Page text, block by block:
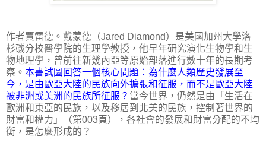
作者賈雷德。戴蒙德（Jared Diamond）是美國加州大學洛
杉磯分校醫學院的生理學教授，他早年研究演化生物學和生
物地理學，曾前往新幾內亞等原始部落進行數十年的長期考
察。 本書試圖回答一個核心問題：為什麼人類歷史發展至
今，是由歐亞大陸的民族向外擴張和征服，而不是歐亞大陸
被非洲或美洲的民族所征服？ 當今世界，仍然是由「生活在
歐洲和東亞的民族，以及移居到北美的民族，控制著世界的
財富和權力」（第003頁），各社會的發展和財富分配的不均
衡，是怎麼形成的？